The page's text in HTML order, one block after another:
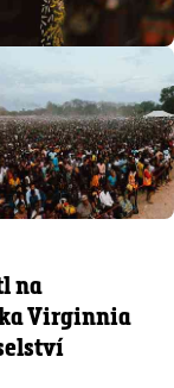
na
Virginnia